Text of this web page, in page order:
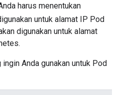
harus menentukan
untuk alamat IP Pod
digunakan untuk alamat
Anda gunakan untuk Pod